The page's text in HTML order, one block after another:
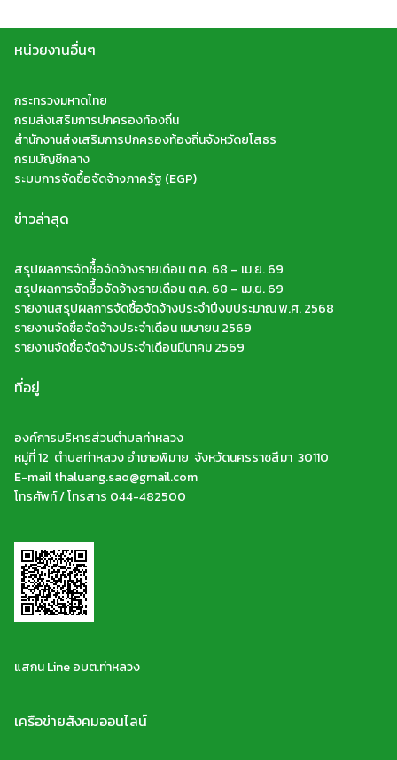
หน่วยงานอื่นๆ
กระทรวงมหาดไทย
กรมส่งเสริมการปกครองท้องถิ่น
สำนักงานส่งเสริมการปกครองท้องถิ่นจังหวัดยโสธร
กรมบัญชีกลาง
ระบบการจัดซื้อจัดจ้างภาครัฐ (EGP)
ข่าวล่าสุด
สรุปผลการจัดซืื้อจัดจ้างรายเดือน ต.ค. 68 – เม.ย. 69
สรุปผลการจัดซืื้อจัดจ้างรายเดือน ต.ค. 68 – เม.ย. 69
รายงานสรุปผลการจัดซื้อจัดจ้างประจำปีงบประมาณ พ.ศ. 2568
รายงานจัดซื้อจัดจ้างประจำเดือน เมษายน 2569
รายงานจัดซื้อจัดจ้างประจำเดือนมีนาคม 2569
ที่อยู่
องค์การบริหารส่วนตำบลท่าหลวง
หมู่ที่ 12 ตำบลท่าหลวง อำเภอพิมาย จังหวัดนครราชสีมา 30110
E-mail thaluang.sao@gmail.com
โทรศัพท์ / โทรสาร 044-482500
แสกน Line อบต.ท่าหลวง
เครือข่ายสังคมออนไลน์